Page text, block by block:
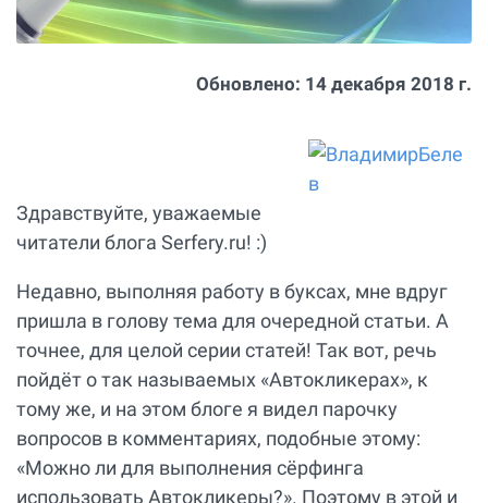
Обновлено: 14 декабря 2018 г.
Здравствуйте, уважаемые
читатели блога Serfery.ru! :)
Недавно, выполняя работу в буксах, мне вдруг
пришла в голову тема для очередной статьи. А
точнее, для целой серии статей! Так вот, речь
пойдёт о так называемых «Автокликерах», к
тому же, и на этом блоге я видел парочку
вопросов в комментариях, подобные этому:
«Можно ли для выполнения сёрфинга
использовать Автокликеры?». Поэтому в этой и